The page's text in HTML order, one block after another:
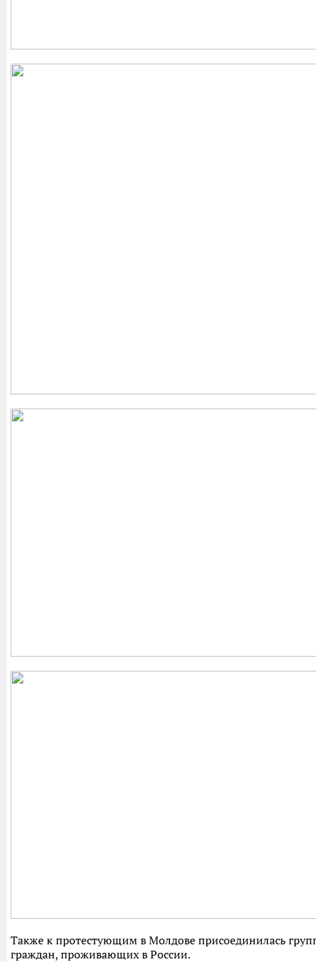
Также к протестующим в Молдове присоединилась
граждан, проживающих в России.